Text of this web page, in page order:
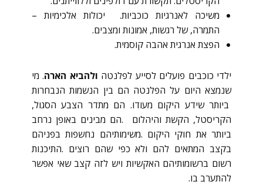
משיכה לאנרגיות כוכביות. יכולות אלכימיות –
התמרה, של רגשות, אמונות ומצבים.
הפצת אנרגית אהבה קוסמית.
ילדי כוכבים פועלים לסייע לפלנטה ולהביא הארה. מי
שנמצא היום על הפלנטה הם בין הנשמות הנבחרות
ביותר שידע היקום מעודו. הם מתדר הצבע הסגול,
הקריסטל, הקשת והיהלום .הם מבינים באופן נרחב
ביותר את חוקי היקום .משימותיהם נחשפות בפניהם
בקצב המתאים להם ולא כפי שהם רוצים .התיכנות
רשום ברשומותיהם האקשיות ויש לזה קצב שאי אפשר
להתערב בו.